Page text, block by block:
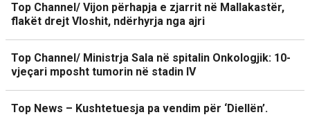
Top Channel/ Vijon përhapja e zjarrit në Mallakastër,
flakët drejt Vloshit, ndërhyrja nga ajri
Top Channel/ Ministrja Sala në spitalin Onkologjik: 10-
vjeçari mposht tumorin në stadin IV
Top News – Kushtetuesja pa vendim për ‘Diellën’.